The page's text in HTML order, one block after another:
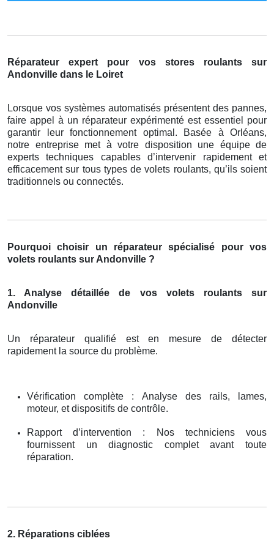
Réparateur expert pour vos stores roulants sur
Andonville dans le Loiret
Lorsque vos systèmes automatisés présentent des pannes,
faire appel à un réparateur expérimenté est essentiel pour
garantir leur fonctionnement optimal. Basée à Orléans,
notre entreprise met à votre disposition une équipe de
experts techniques capables d’intervenir rapidement et
efficacement sur tous types de volets roulants, qu’ils soient
traditionnels ou connectés.
Pourquoi choisir un réparateur spécialisé pour vos
volets roulants sur Andonville ?
1. Analyse détaillée de vos volets roulants sur
Andonville
Un réparateur qualifié est en mesure de détecter
rapidement la source du problème.
Vérification complète : Analyse des rails, lames,
moteur, et dispositifs de contrôle.
Rapport d’intervention : Nos techniciens vous
fournissent un diagnostic complet avant toute
réparation.
2. Réparations ciblées